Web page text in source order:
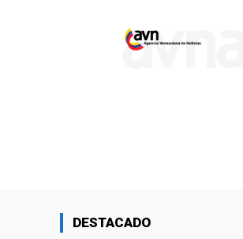
DESTACADO